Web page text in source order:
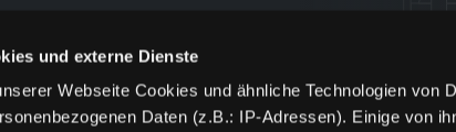
und externe Dienste
Webseite Cookies und ähnliche Technologien von
Daten (z.B.: IP-Adressen). Einige von